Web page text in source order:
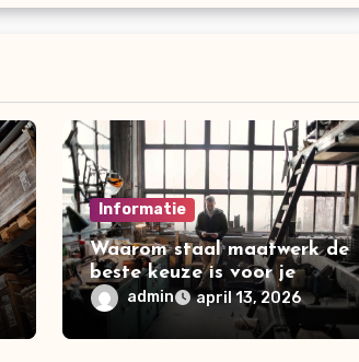
Informatie
Waarom staal maatwerk de
beste keuze is voor je
project
admin april 13, 2026